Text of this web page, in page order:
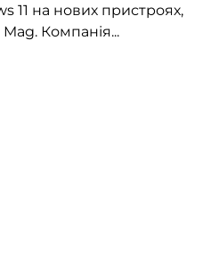
11 на нових пристроях,
Компанія...